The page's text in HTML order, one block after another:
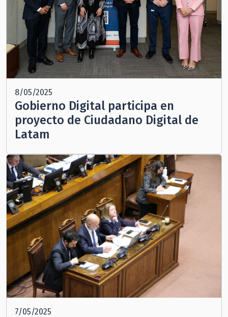
8/05/2025
Gobierno Digital participa en
proyecto de Ciudadano Digital de
Latam
7/05/2025